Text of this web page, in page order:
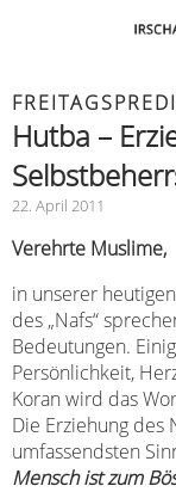
Hutba –
22. April 2011
Verehrte Muslime,
in unserer
des „Nafs“
Bedeutungen.
Persönlichkeit,
Koran wird das
Die Erziehung des
umfassendsten
Mensch ist zum